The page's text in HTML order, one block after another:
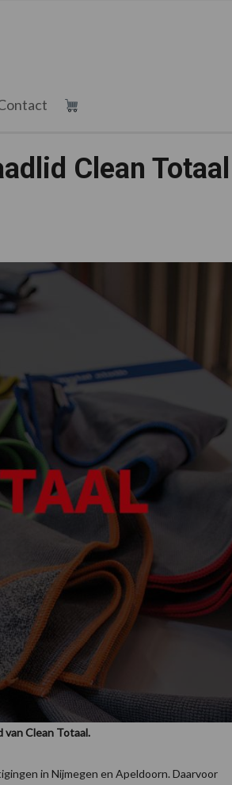
Clean Totaal
van Clean Totaal.
in Nijmegen en Apeldoorn. Daarvoor